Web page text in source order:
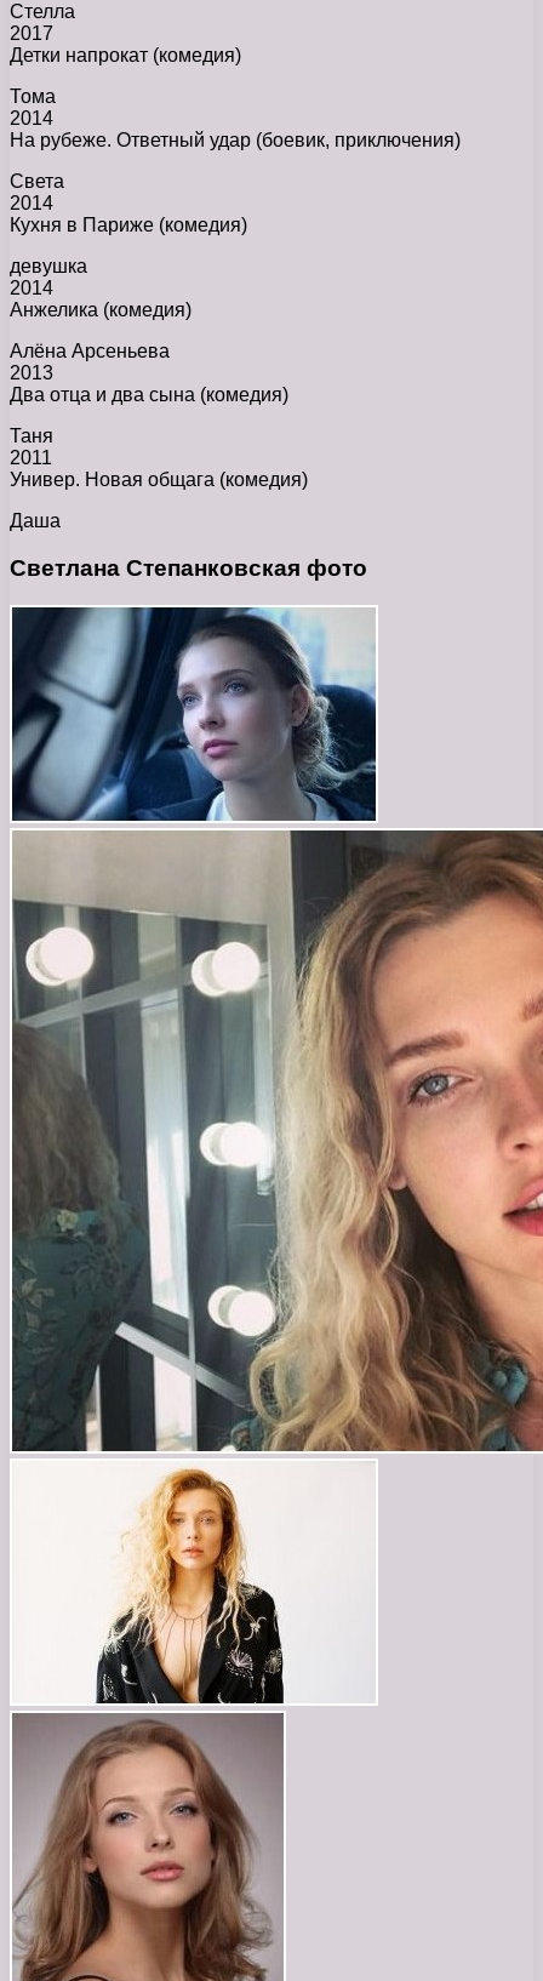
Стелла
2017
Детки напрокат (комедия)
Тома
2014
На рубеже. Ответный удар (боевик, приключения)
Света
2014
Кухня в Париже (комедия)
девушка
2014
Анжелика (комедия)
Алёна Арсеньева
2013
Два отца и два сына (комедия)
Таня
2011
Универ. Новая общага (комедия)
Даша
Светлана Степанковская фото